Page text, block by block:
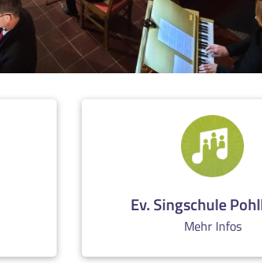
Ev. Singschule
Mehr Infos